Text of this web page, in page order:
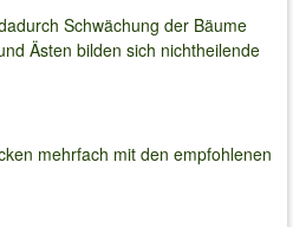
Schwächung der Bäume
Ästen bilden sich nichtheilende
mehrfach mit den empfohlenen